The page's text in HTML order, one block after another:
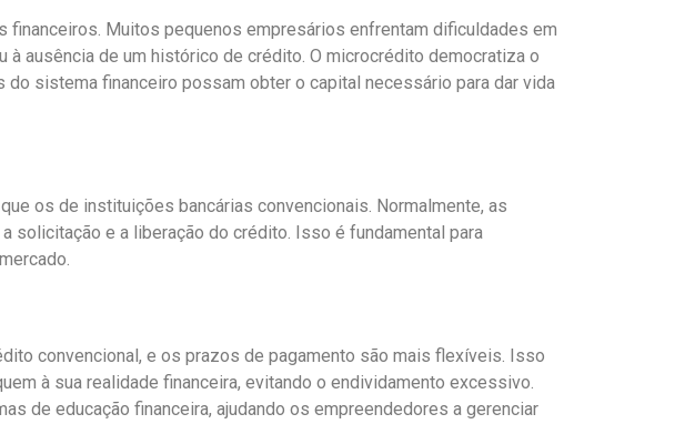
Muitos pequenos empresários enfrentam dificuldades em
ausência de um histórico de crédito. O microcrédito democratiza o
sistema financeiro possam obter o capital necessário para dar vida
os de instituições bancárias convencionais. Normalmente, as
solicitação e a liberação do crédito. Isso é fundamental para
convencional, e os prazos de pagamento são mais flexíveis. Isso
à sua realidade financeira, evitando o endividamento excessivo.
de educação financeira, ajudando os empreendedores a gerenciar